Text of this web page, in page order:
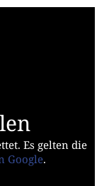
Es gelten die
Google.